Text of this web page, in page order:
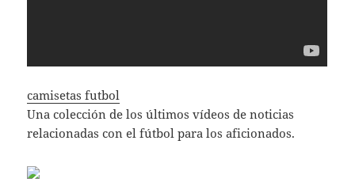
camisetas futbol
Una colección de los últimos vídeos de noticias
relacionadas con el fútbol para los aficionados.